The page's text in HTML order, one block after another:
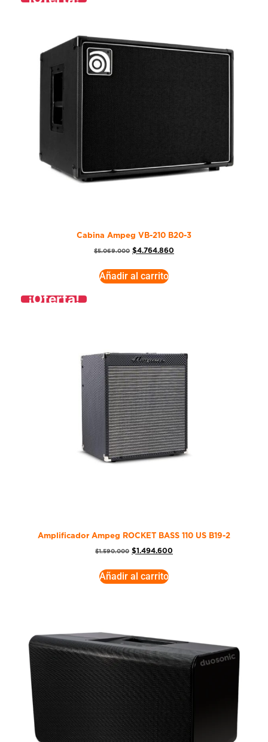
Cabina Ampeg VB-210 B20-3
$5.069.000 $4.764.860
Añadir al carrito
¡Oferta!
Amplificador Ampeg ROCKET BASS 110 US B19-2
$1.590.000 $1.494.600
Añadir al carrito